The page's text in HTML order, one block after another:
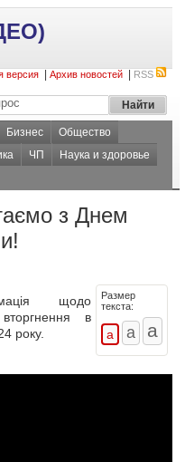
версия
Архив новостей RSS
Бизнес
Общество
ЧП
Наука и здоровье
з Днем
Размер
текста:
щодо
вторгнення в
року.